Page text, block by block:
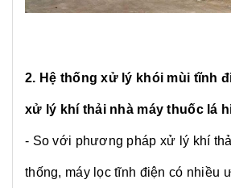
2. Hệ thống xử lý khói mùi tĩnh
xử lý khí thải nhà máy thuốc lá
- So với phương pháp xử lý khí
thống, máy lọc tĩnh điện có nhiều